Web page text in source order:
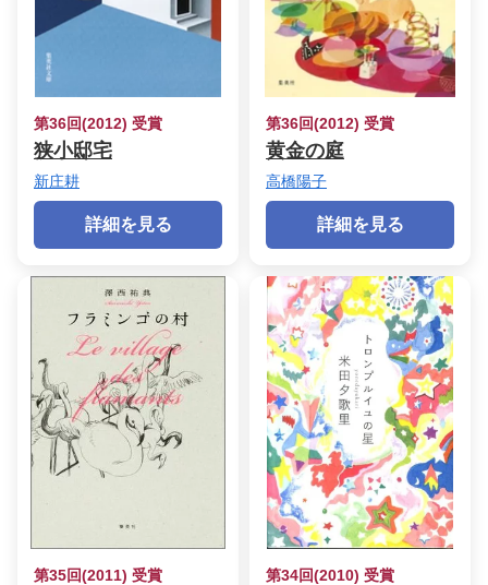
第36回(2012) 受賞
狭小邸宅
新庄耕
詳細を見る
第36回(2012) 受賞
黄金の庭
高橋陽子
詳細を見る
第35回(2011) 受賞 第34回(2010) 受賞